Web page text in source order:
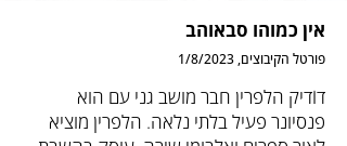
אין כמוהו סבאוהב
פורטל הקיבוצים, 1/8/2023
דוֹדיק הלפרין חבר מושב גני עם הוא
פנסיונר פעיל בלתי נלאה. הלפרין מוציא